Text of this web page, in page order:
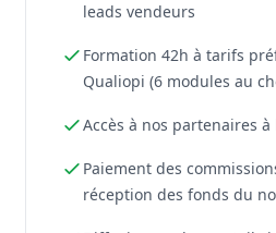
leads vendeurs
Formation 42h à tarifs
Qualiopi (6 modules au
Accès à nos partenaires à
Paiement des
réception des fonds du